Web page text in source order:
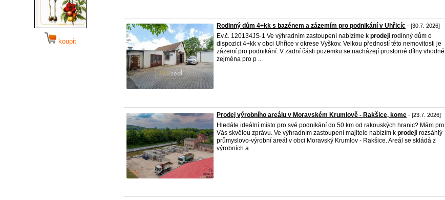
koupit
Rodinný dům 4+kk s bazénem a zázemím pro podnikání v Uhřicíc - [30.7. 2026]
Ev.č. 120134JS-1 Ve výhradním zastoupení nabízíme k prodeji rodinný dům o
dispozici 4+kk v obci Uhřice v okrese Vyškov. Velkou předností této nemovitosti je
zázemí pro podnikání. V zadní části pozemku se nacházejí prostorné dílny vhodné
zejména pro p ...
Prodej výrobního areálu v Moravském Krumlově - Rakšice, kome - [23.7. 2026]
Hledáte ideální místo pro své podnikání do 50 km od rakouských hranic? Mám pro
Vás skvělou zprávu. Ve výhradním zastoupení majitele nabízím k prodeji rozsáhlý
průmyslovo-výrobní areál v obci Moravský Krumlov - Rakšice. Areál se skládá z
výrobních a ...